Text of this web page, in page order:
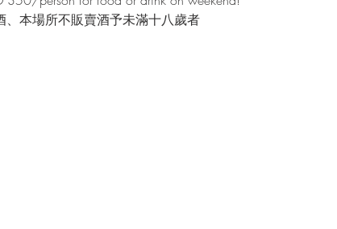
本場所不販賣酒予未滿十八歲者